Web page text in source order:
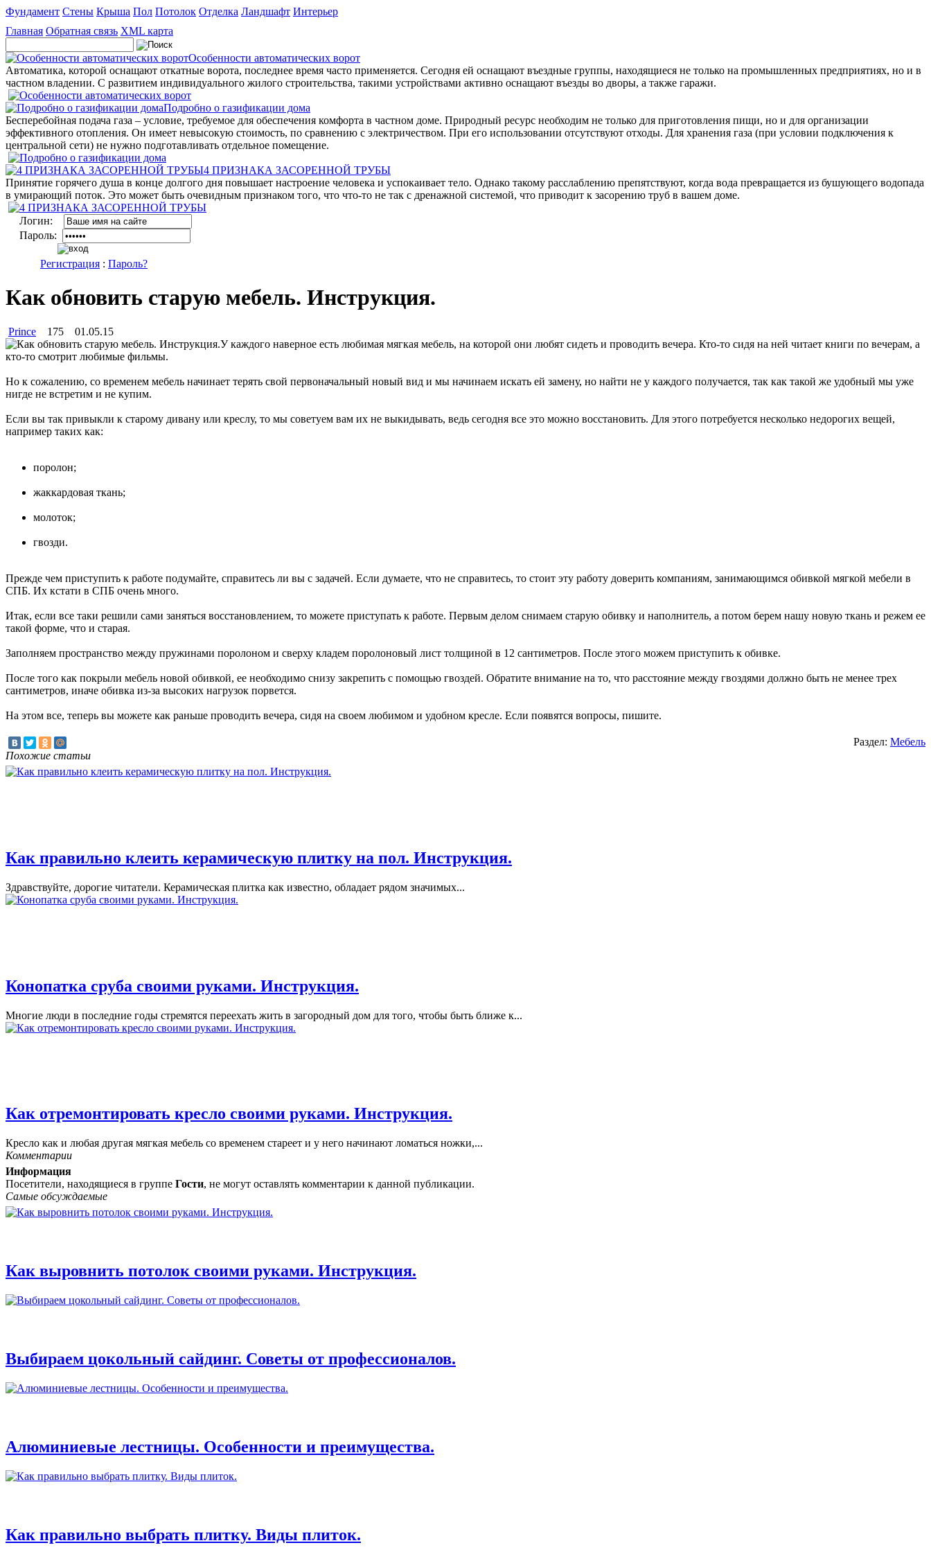
Фундамент Стены Крыша Пол Потолок Отделка Ландшафт Интерьер
Главная Обратная связь XML карта
Особенности автоматических ворот
Автоматика, которой оснащают откатные ворота, последнее время часто применяется. Сегодня ей оснащают въездные группы, находящиеся не только на промышленных предприятиях, но и в
частном владении. С развитием индивидуального жилого строительства, такими устройствами активно оснащают въезды во дворы, а также гаражи.
Подробно о газификации дома
Бесперебойная подача газа – условие, требуемое для обеспечения комфорта в частном доме. Природный ресурс необходим не только для приготовления пищи, но и для организации
эффективного отопления. Он имеет невысокую стоимость, по сравнению с электричеством. При его использовании отсутствуют отходы. Для хранения газа (при условии подключения к
центральной сети) не нужно подготавливать отдельное помещение.
4 ПРИЗНАКА ЗАСОРЕННОЙ ТРУБЫ
Принятие горячего душа в конце долгого дня повышает настроение человека и успокаивает тело. Однако такому расслаблению препятствуют, когда вода превращается из бушующего водопада
в умирающий поток. Это может быть очевидным признаком того, что что-то не так с дренажной системой, что приводит к засорению труб в вашем доме.
Логин:
Пароль:
Регистрация : Пароль?
Как обновить старую мебель. Инструкция.
Prince 175
01.05.15
У каждого наверное есть любимая мягкая мебель, на которой они любят сидеть и проводить вечера. Кто-то сидя на ней читает книги по вечерам, а
кто-то смотрит любимые фильмы.
Но к сожалению, со временем мебель начинает терять свой первоначальный новый вид и мы начинаем искать ей замену, но найти не у каждого получается, так как такой же удобный мы уже
нигде не встретим и не купим.
Если вы так привыкли к старому дивану или креслу, то мы советуем вам их не выкидывать, ведь сегодня все это можно восстановить. Для этого потребуется несколько недорогих вещей,
например таких как:
поролон;
жаккардовая ткань;
молоток;
гвозди.
Прежде чем приступить к работе подумайте, справитесь ли вы с задачей. Если думаете, что не справитесь, то стоит эту работу доверить компаниям, занимающимся обивкой мягкой мебели в
СПБ. Их кстати в СПБ очень много.
Итак, если все таки решили сами заняться восстановлением, то можете приступать к работе. Первым делом снимаем старую обивку и наполнитель, а потом берем нашу новую ткань и режем ее
такой форме, что и старая.
Заполняем пространство между пружинами поролоном и сверху кладем поролоновый лист толщиной в 12 сантиметров. После этого можем приступить к обивке.
После того как покрыли мебель новой обивкой, ее необходимо снизу закрепить с помощью гвоздей. Обратите внимание на то, что расстояние между гвоздями должно быть не менее трех
сантиметров, иначе обивка из-за высоких нагрузок порвется.
На этом все, теперь вы можете как раньше проводить вечера, сидя на своем любимом и удобном кресле. Если появятся вопросы, пишите.
Раздел: Мебель
Похожие статьи
Как правильно клеить керамическую плитку на пол. Инструкция.
Здравствуйте, дорогие читатели. Керамическая плитка как известно, обладает рядом значимых...
Конопатка сруба своими руками. Инструкция.
Многие люди в последние годы стремятся переехать жить в загородный дом для того, чтобы быть ближе к...
Как отремонтировать кресло своими руками. Инструкция.
Кресло как и любая другая мягкая мебель со временем стареет и у него начинают ломаться ножки,...
Комментарии
Информация
Посетители, находящиеся в группе Гости, не могут оставлять комментарии к данной публикации.
Самые обсуждаемые
Как выровнить потолок своими руками. Инструкция.
Выбираем цокольный сайдинг. Советы от профессионалов.
Алюминиевые лестницы. Особенности и преимущества.
Как правильно выбрать плитку. Виды плиток.